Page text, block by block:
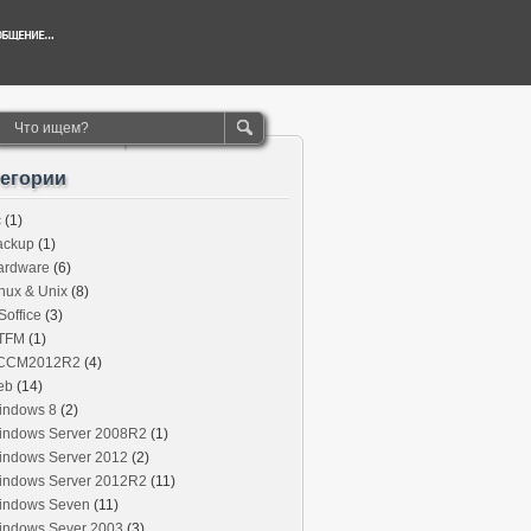
(1)
(1)
(6)
& Unix (8)
(3)
(1)
(4)
(14)
8 (2)
Server 2008R2 (1)
Server 2012 (2)
Server 2012R2 (11)
Seven (11)